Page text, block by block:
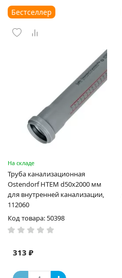
Бестселлер
На складе
Труба канализационная
Ostendorf HTEM d50x2000 мм
для внутренней канализации,
112060
Код товара: 50398
313 ₽